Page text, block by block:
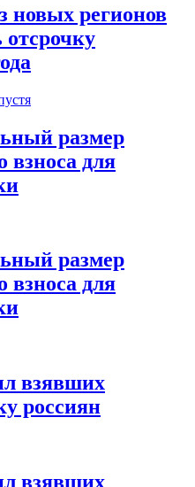
новых регионов
отсрочку
размер
взноса для
размер
взноса для
взявших
россиян
взявших